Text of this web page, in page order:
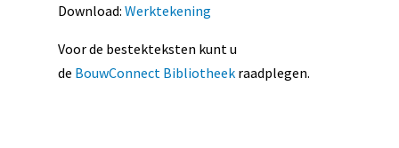
Download: Werktekening
Voor de bestekteksten kunt u
de BouwConnect Bibliotheekraadplegen.